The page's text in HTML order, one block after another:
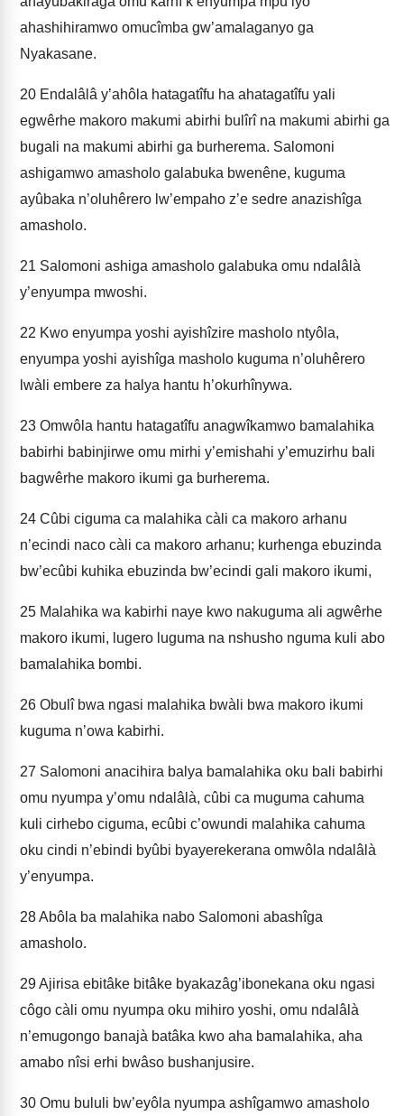
ahashihiramwo omucîmba gw’amalaganyo ga
Nyakasane.
20 Endalâlâ y’ahôla hatagatîfu ha ahatagatîfu yali
egwêrhe makoro makumi abirhi bulîrî na makumi abirhi ga
bugali na makumi abirhi ga burherema. Salomoni
ashigamwo amasholo galabuka bwenêne, kuguma
ayûbaka n’oluhêrero lw’empaho z’e sedre anazishîga
amasholo.
21 Salomoni ashiga amasholo galabuka omu ndalâlà
y’enyumpa mwoshi.
22 Kwo enyumpa yoshi ayishîzire masholo ntyôla,
enyumpa yoshi ayishîga masholo kuguma n’oluhêrero
lwàli embere za halya hantu h’okurhînywa.
23 Omwôla hantu hatagatîfu anagwîkamwo bamalahika
babirhi babinjirwe omu mirhi y’emishahi y’emuzirhu bali
bagwêrhe makoro ikumi ga burherema.
24 Cûbi ciguma ca malahika càli ca makoro arhanu
n’ecindi naco càli ca makoro arhanu; kurhenga ebuzinda
bw’ecûbi kuhika ebuzinda bw’ecindi gali makoro ikumi,
25 Malahika wa kabirhi naye kwo nakuguma ali agwêrhe
makoro ikumi, lugero luguma na nshusho nguma kuli abo
bamalahika bombi.
26 Obulî bwa ngasi malahika bwàli bwa makoro ikumi
kuguma n’owa kabirhi.
27 Salomoni anacihira balya bamalahika oku bali babirhi
omu nyumpa y’omu ndalâlà, cûbi ca muguma cahuma
kuli cirhebo ciguma, ecûbi c’owundi malahika cahuma
oku cindi n’ebindi byûbi byayerekerana omwôla ndalâlà
y’enyumpa.
28Abôla ba malahika nabo Salomoni abashîga
amasholo.
29Ajirisa ebitâke bitâke byakazâg’ibonekana oku ngasi
côgo càli omu nyumpa oku mihiro yoshi, omu ndalâlà
n’emugongo banajà batâka kwo aha bamalahika, aha
amabo nîsi erhi bwâso bushanjusire.
30 Omu bululi bw’eyôla nyumpa ashîgamwo amasholo